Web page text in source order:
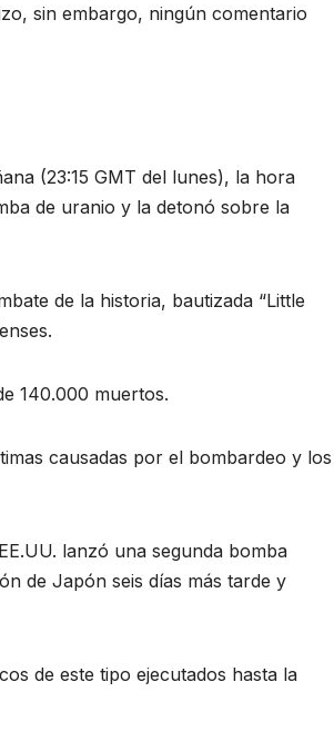
sin embargo, ningún comentario
(23:15 GMT del lunes), la hora
de uranio y la detonó sobre la
de la historia, bautizada “Little
140.000 muertos.
causadas por el bombardeo y los
lanzó una segunda bomba
de Japón seis días más tarde y
de este tipo ejecutados hasta la